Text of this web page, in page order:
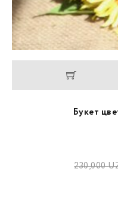
Букет
230,000